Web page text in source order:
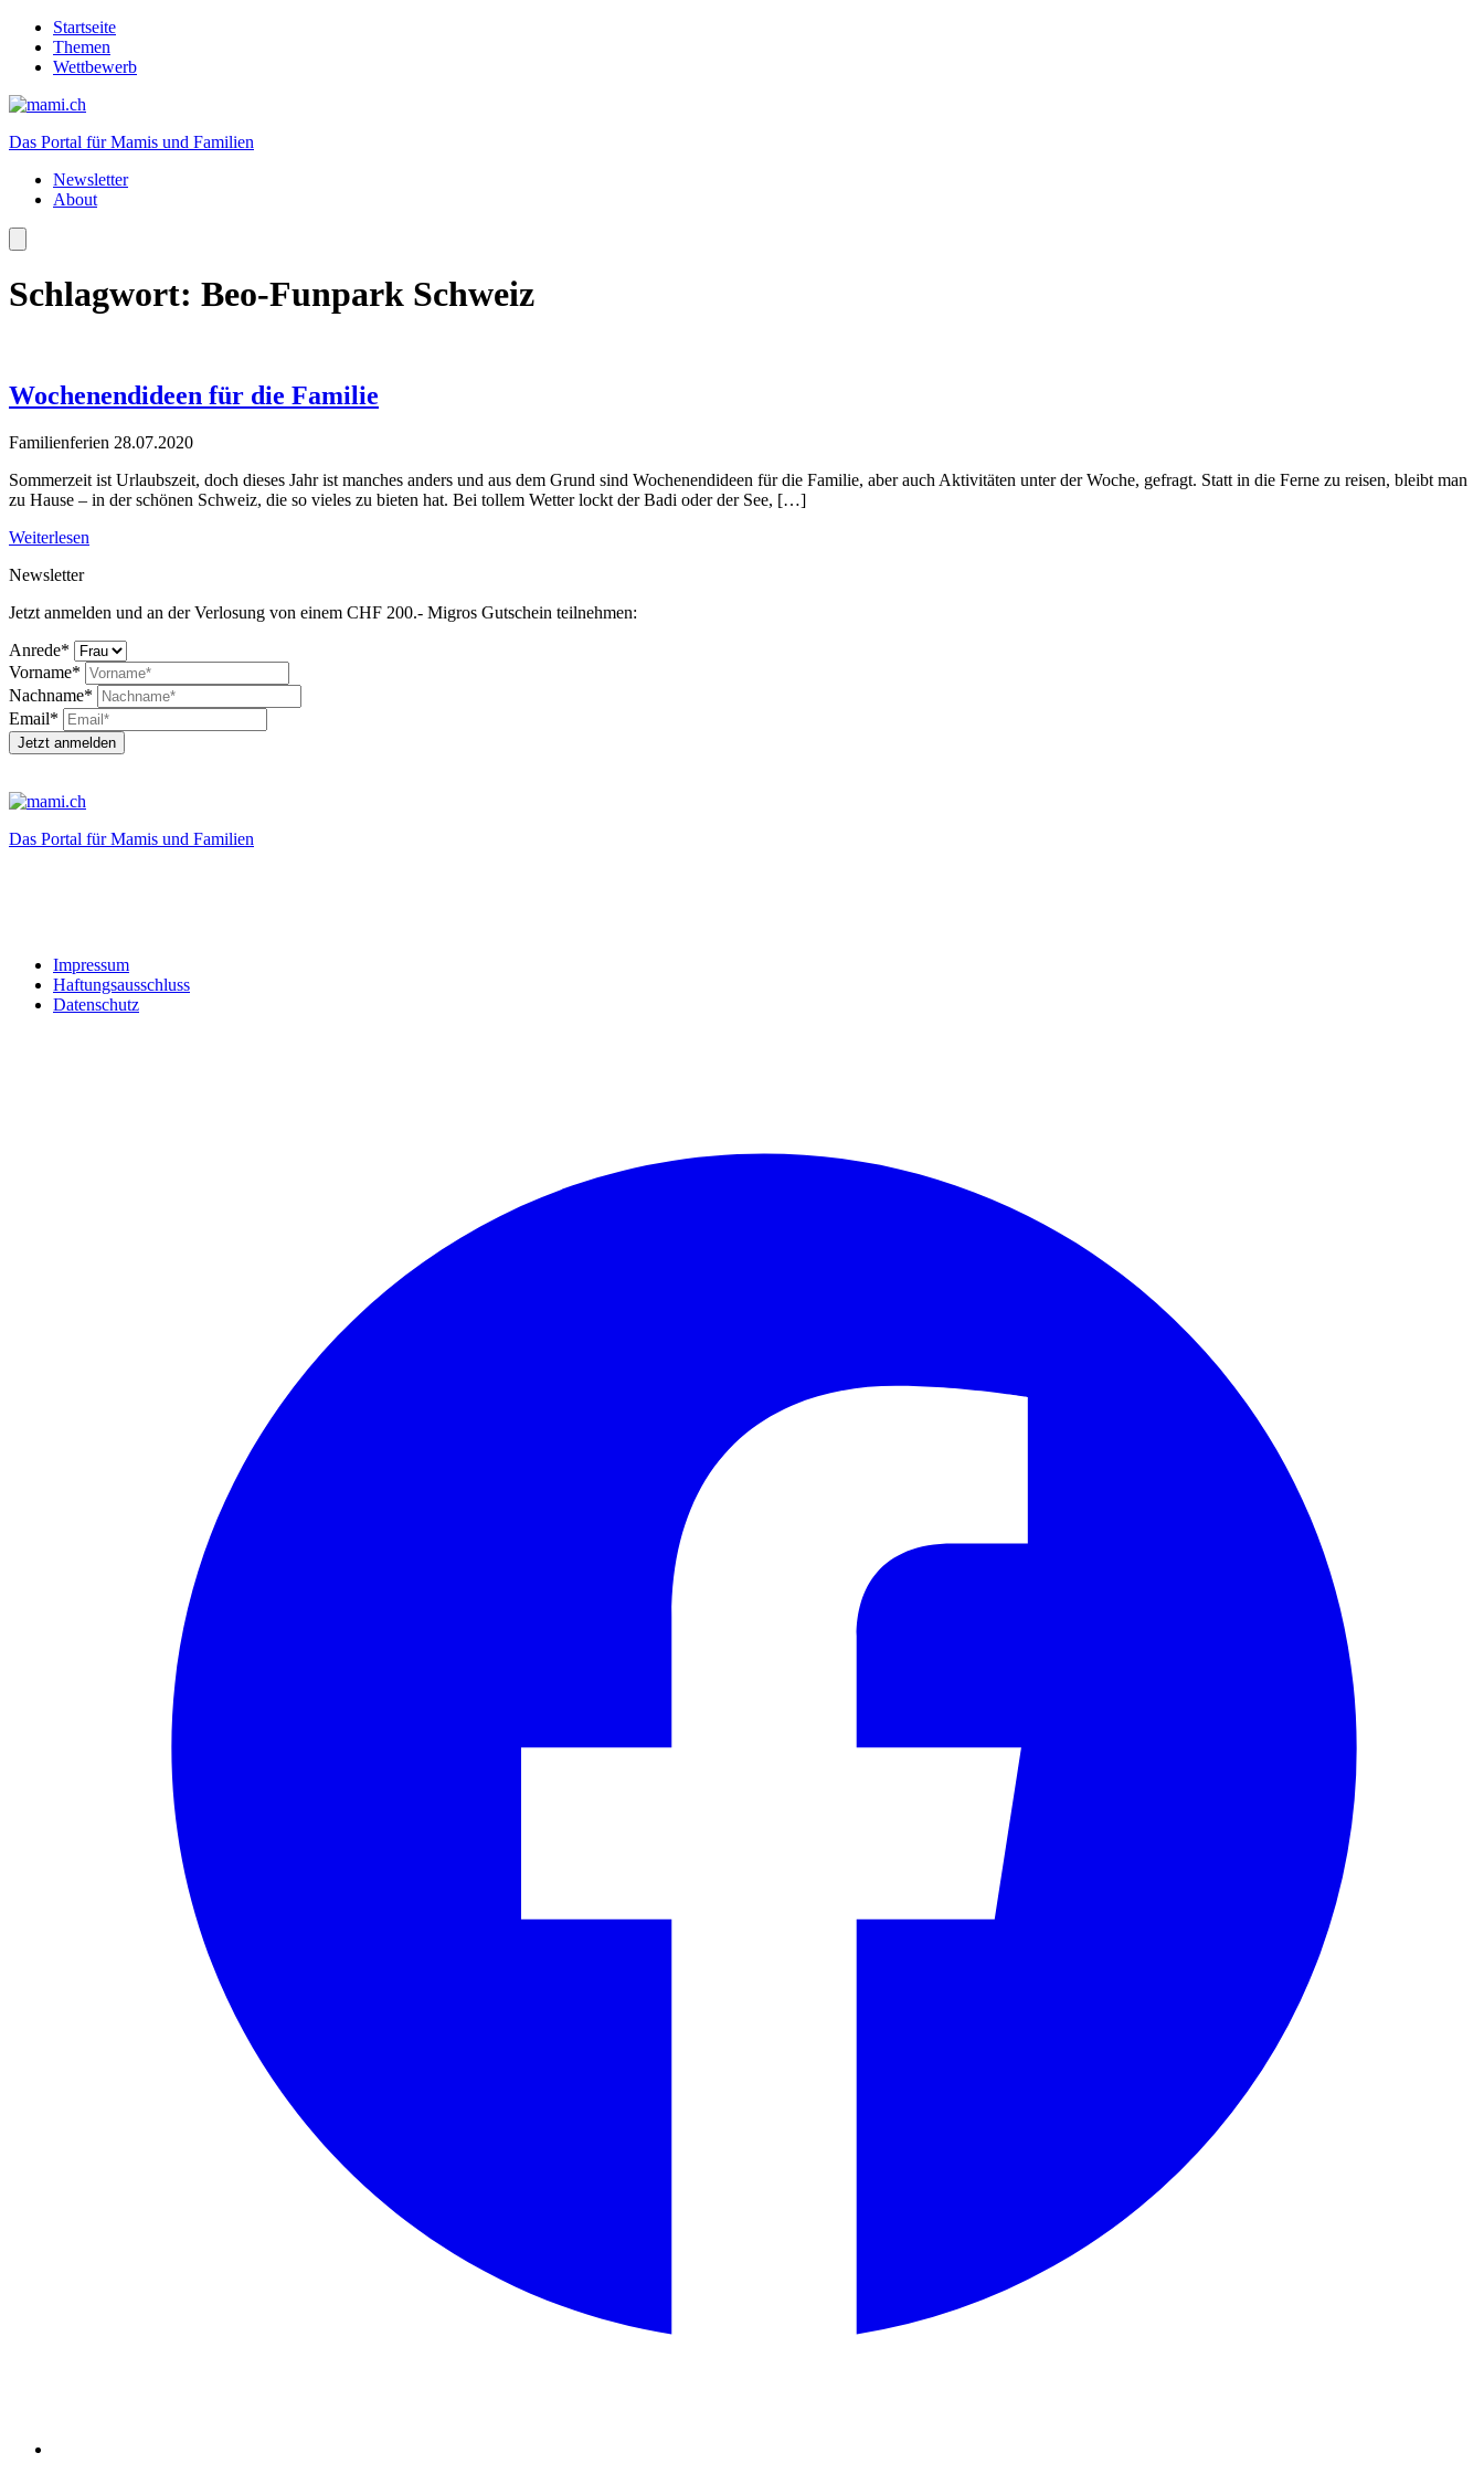
Startseite
Themen
Wettbewerb
Das Portal für Mamis und Familien
Newsletter
About
Schlagwort: Beo-Funpark Schweiz
Wochenendideen für die Familie
Familienferien 28.07.2020
Sommerzeit ist Urlaubszeit, doch dieses Jahr ist manches anders und aus dem Grund sind Wochenendideen für die Familie, aber auch Aktivitäten unter der Woche, gefragt. Statt in die Ferne zu reisen, bleibt man
zu Hause – in der schönen Schweiz, die so vieles zu bieten hat. Bei tollem Wetter lockt der Badi oder der See, […]
Weiterlesen
Newsletter
Jetzt anmelden und an der Verlosung von einem CHF 200.- Migros Gutschein teilnehmen:
Anrede*
Vorname*
Nachname*
Email*
Jetzt anmelden
Das Portal für Mamis und Familien
Impressum
Haftungsausschluss
Datenschutz